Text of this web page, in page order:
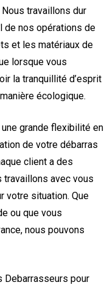
travaillons dur
de nos opérations de
et les matériaux de
lorsque vous
la tranquillité d’esprit
écologique.
grande flexibilité en
de votre débarras
client a des
travaillons avec vous
votre situation. Que
ou que vous
nous pouvons
Debarrasseurs pour